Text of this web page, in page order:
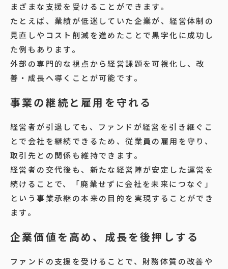
まざまな支援を受けることができます。
たとえば、業績が低迷していた企業が、経営体制の
見直しやコスト削減を進めたことで黒字化に成功し
た例もあります。
外部の専門的な視点から経営課題を可視化し、改
善・成長へ導くことが可能です。
事業の継続と雇用を守れる
経営者が引退しても、ファンドが経営を引き継ぐこ
とで会社を継続できるため、従業員の雇用を守り、
取引先との関係も維持できます。
経営者の交代後も、新たな経営陣が安定した運営を
続けることで、「廃業せずに会社を未来につなぐ」
という事業承継の本来の目的を実現することができ
ます。
企業価値を高め、成長を後押しする
ファンドの支援を受けることで、財務体質の改善や